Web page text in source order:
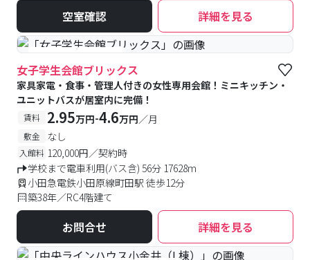
空室確認 詳細を見る
#食事付き #女性専用
女子学生会館ブリックス
家具家電・食事・管理人付きの女性専用会館！ミニキッチン・
ユニットバスが居室内に完備！
賃料 2.95万円-4.6万円／月
敷金 なし
入館料 120,000円／契約時
学校まで電車利用(バス含) 56分 17628m
小田急電鉄小田原線町田駅 徒歩12分
築38年／RC4階建て
お問合せ 詳細を見る